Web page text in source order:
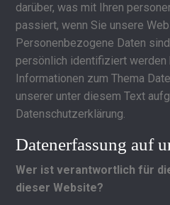
darüber, was mit Ihren
passiert, wenn Sie unsere
Personenbezogene Daten
persönlich identifiziert werden
Informationen zum Thema
unserer unter diesem Text
Datenschutzerklärung.
Datenerfassung auf
Wer ist verantwortlich für
dieser Website?